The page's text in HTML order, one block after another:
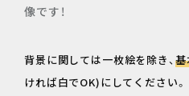
像です！
背景に関しては一枚絵を除き、基
ければ白でOK)にしてください。